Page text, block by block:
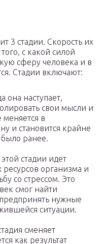
3 стадии. Скорость их
с какой силой
сферу человека и в
Стадии включают:
она наступает,
свои мысли и
меняется в
и становится крайне
было ранее.
стадии идет
организма и
со стрессом. Это
смог найти
нужные
ситуации.
сменяет
как результат